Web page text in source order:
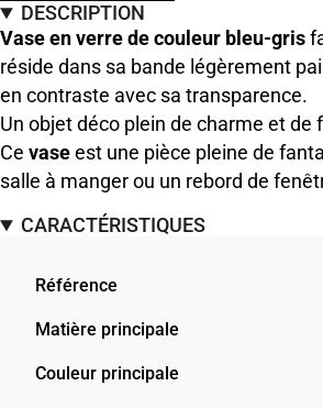
DESCRIPTION
Vase en verre de couleur bleu-gris
réside dans sa bande légèrement
en contraste avec sa transparence.
Un objet déco plein de charme et
Ce vaseest une pièce pleine de
salle à manger ou un rebord de
CARACTÉRISTIQUES
Référence
Matière principale
Couleur principale